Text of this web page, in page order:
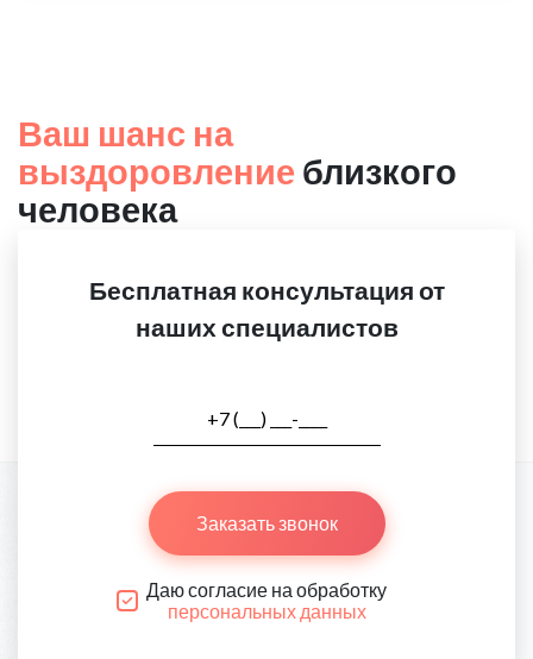
Ваш шанс на
выздоровление близкого
человека
Бесплатная консультация от
наших специалистов
Заказать звонок
Даю согласие на обработку
персональных данных